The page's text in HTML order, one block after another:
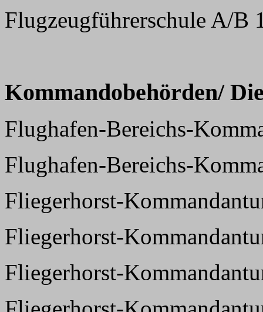
Flugzeugführerschule A/B
Kommandobehörden/
Flughafen-Bereichs-
Flughafen-Bereichs-
Fliegerhorst-
Fliegerhorst-
Fliegerhorst-